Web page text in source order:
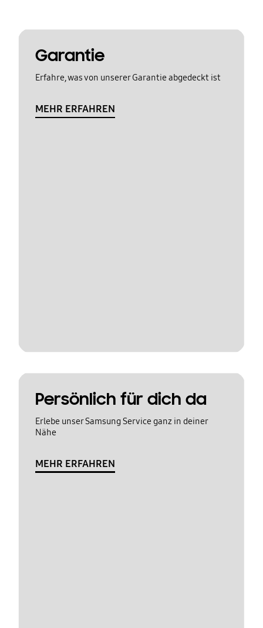
Garantie
Erfahre, was von unserer Garantie abgedeckt ist
MEHR ERFAHREN
Persönlich für dich da
Erlebe unser Samsung Service ganz in deiner
Nähe
MEHR ERFAHREN